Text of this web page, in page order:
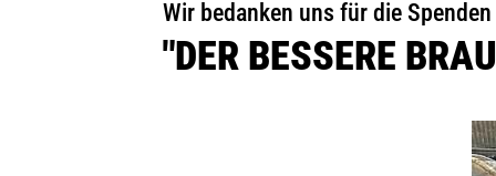
Wir bedanken uns für die Spenden
"DER BESSERE